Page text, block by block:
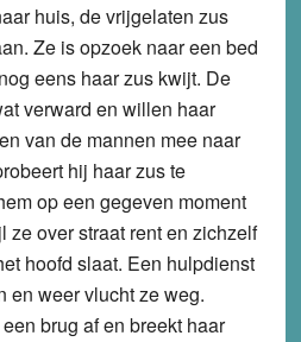
huis, de vrijgelaten zus
Ze is opzoek naar een bed
eens haar zus kwijt. De
verward en willen haar
van de mannen mee naar
hij haar zus te
op een gegeven moment
ze over straat rent en zichzelf
hoofd slaat. Een hulpdienst
en weer vlucht ze weg.
brug af en breekt haar